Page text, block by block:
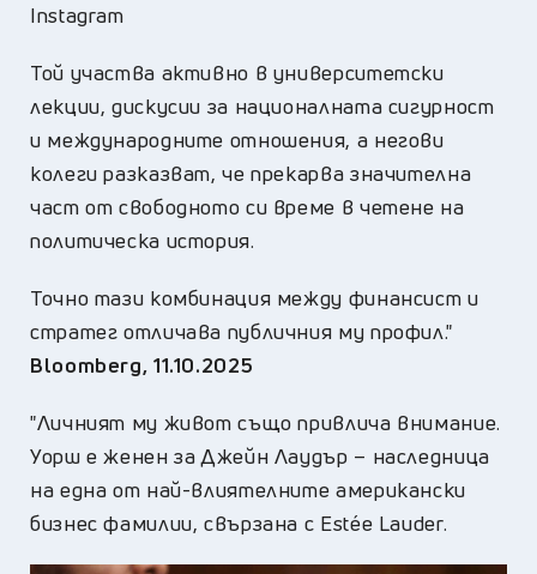
Instagram
Той участва активно в университетски
лекции, дискусии за националната сигурност
и международните отношения, а негови
колеги разказват, че прекарва значителна
част от свободното си време в четене на
политическа история.
Точно тази комбинация между финансист и
стратег отличава публичния му профил."
Bloomberg, 11.10.2025
"Личният му живот също привлича внимание.
Уорш е женен за Джейн Лаудър – наследница
на една от най-влиятелните американски
бизнес фамилии, свързана с Estée Lauder.